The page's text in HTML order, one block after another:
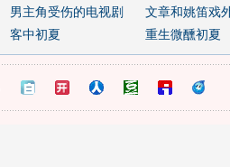
男主角受伤的电视剧
文章和姚笛戏
客中初夏 重生微醺初夏